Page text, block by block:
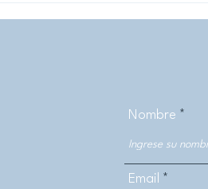
Profesor emérito Edgardo
Neira imparte charla a
Nombre
Email